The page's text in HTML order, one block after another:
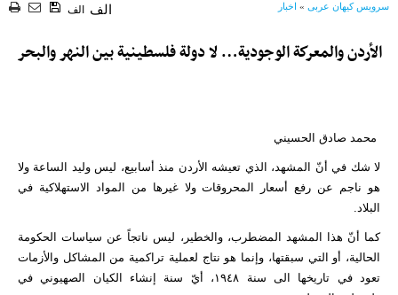
سرویس کیهان عربی » اخبار الف الف
الأردن والمعركة الوجودية… لا دولة فلسطينية بين النهر والبحر
محمد صادق الحسيني
لا شك في أنّ المشهد، الذي تعيشه الأردن منذ أسابيع، ليس وليد الساعة ولا
هو ناجم عن رفع أسعار المحروقات ولا غيرها من المواد الاستهلاكية في
البلاد.
كما أنّ هذا المشهد المضطرب، والخطير، ليس ناتجاً عن سياسات الحكومة
الحالية، أو التي سبقتها، وإنما هو نتاج لعملية تراكمية من المشاكل والأزمات
تعود في تاريخها الى سنة ١٩٤٨، أيّ سنة إنشاء الكيان الصهيوني في